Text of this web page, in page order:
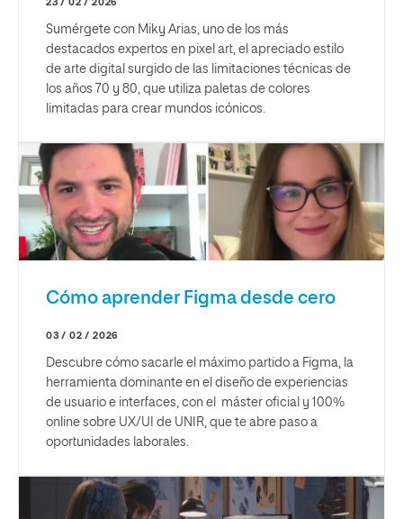
23 / 02 / 2026
Sumérgete con Miky Arias, uno de los más
destacados expertos en pixel art, el apreciado estilo
de arte digital surgido de las limitaciones técnicas de
los años 70 y 80, que utiliza paletas de colores
limitadas para crear mundos icónicos.
Cómo aprender Figma desde cero
03 / 02 / 2026
Descubre cómo sacarle el máximo partido a Figma, la
herramienta dominante en el diseño de experiencias
de usuario e interfaces, con el máster oficial y 100%
online sobre UX/UI de UNIR, que te abre paso a
oportunidades laborales.